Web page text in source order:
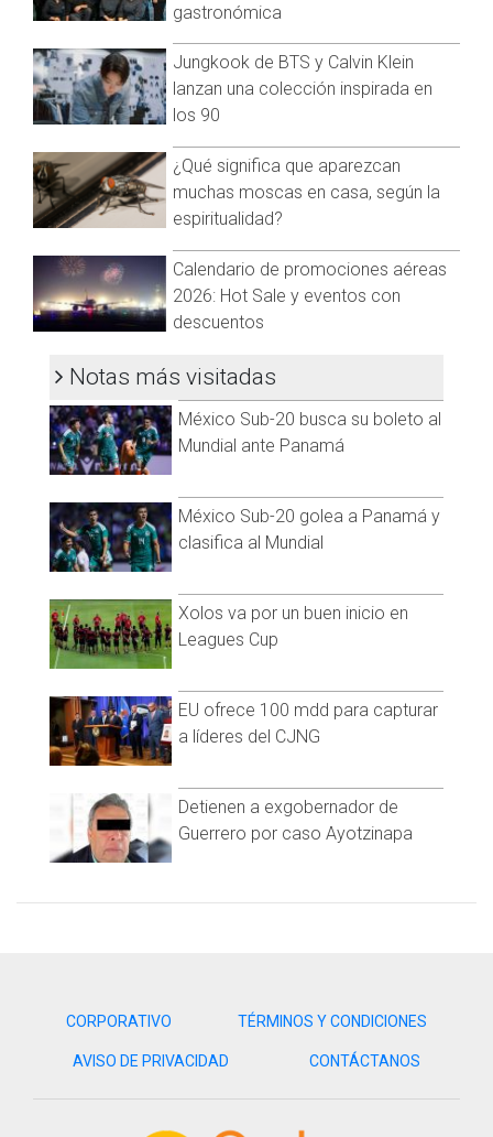
La joven fue trasladada a la comandancia central para recibir
el apoyo emocional necesario.
Visita y accede a todo nuestro contenido |
www.cadenanoticias.com| Twitter:
@cadenanoticiasmx
| TikTok: @CadenaNoticias
Whatsapp:@CadenaNoticias | Telegram: @CadenaNoticias
gastronómica
Jungkook de BTS y Calvin Klein
lanzan una colección inspirada en
los 90
¿Qué significa que aparezcan
muchas moscas en casa, según la
espiritualidad?
Calendario de promociones aéreas
2026: Hot Sale y eventos con
descuentos
Notas más visitadas
México Sub-20 busca su boleto al
Mundial ante Panamá
México Sub-20 golea a Panamá y
clasifica al Mundial
Xolos va por un buen inicio en
Leagues Cup
EU ofrece 100 mdd para capturar
a líderes del CJNG
Detienen a exgobernador de
Guerrero por caso Ayotzinapa
CORPORATIVO TÉRMINOS Y CONDICIONES
AVISO DE PRIVACIDAD CONTÁCTANOS